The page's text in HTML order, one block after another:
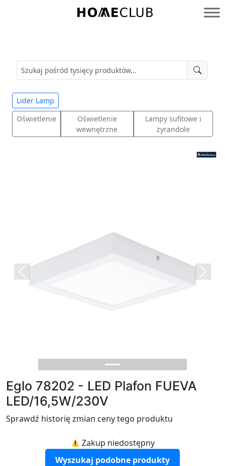
Homeclub
Lider Lamp
Oświetlenie
Oświetlenie
wewnętrzne
Lampy sufitowe i
żyrandole
Previous Next
Eglo 78202 - LED Plafon FUEVA
LED/16,5W/230V
Sprawdź historię zmian ceny tego produktu
Zakup niedostępny
Wyszukaj podobne produkty